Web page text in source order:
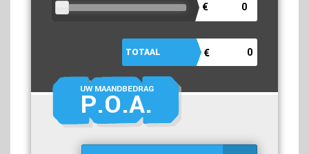
€
UW MAANDBEDRAG
P.O.A.